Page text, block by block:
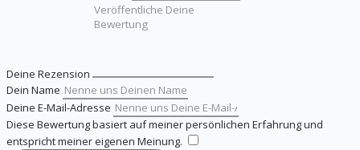
Deine Rezension
Dein Name
Deine E-Mail-Adresse
Diese Bewertung basiert auf meiner persönlichen Erfahrung und
entspricht meiner eigenen Meinung.